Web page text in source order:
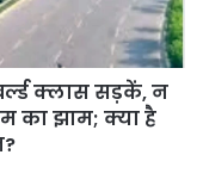
क्लास सड़कें, न
का झाम; क्या है